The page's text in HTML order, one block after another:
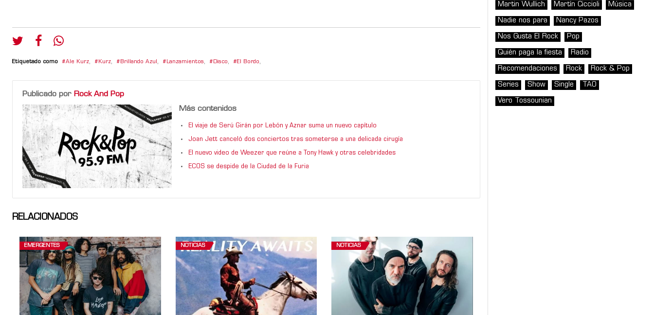
Etiquetado como Ale Kurz, Kurz, Brillando Azul , Lanzamientos, Disco, El Bordo,
Publicado por Rock And Pop
Más contenidos
El viaje de Serú Girán por Lebón y Aznar suma un nuevo capítulo
Joan Jett canceló dos conciertos tras someterse a una delicada cirugía
El nuevo video de Weezer que reúne a Tony Hawk y otras celebridades
ECOS se despide de la Ciudad de la Furia
RELACIONADOS
EMERGENTES NOTICIAS NOTICIAS
Martin Wullich Martín Ciccioli Música
Nadie nos para Nancy Pazos
Nos Gusta El Rock Pop
Quién paga la fiesta Radio
Recomendaciones Rock Rock & Pop
Series Show Single TAO
Vero Tossounian